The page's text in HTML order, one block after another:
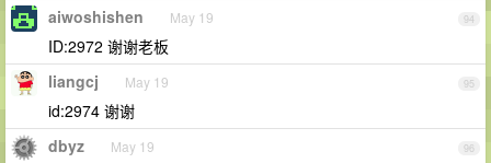
94
aiwoshishen May 19
ID:2972 谢谢老板
95
liangcj May 19
id:2974 谢谢
96
dbyz May 19